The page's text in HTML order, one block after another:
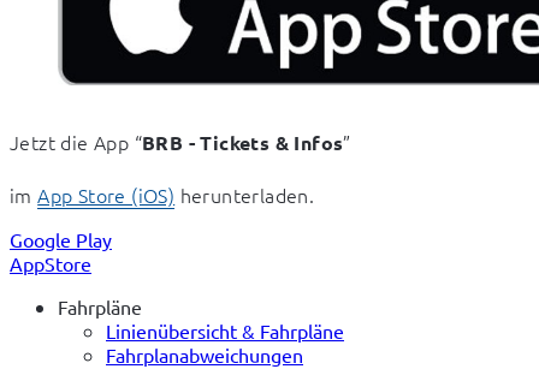
Jetzt die App “BRB - Tickets & Infos”
im App Store (iOS) herunterladen.
Google Play
AppStore
Fahrpläne
Linienübersicht & Fahrpläne
Fahrplanabweichungen